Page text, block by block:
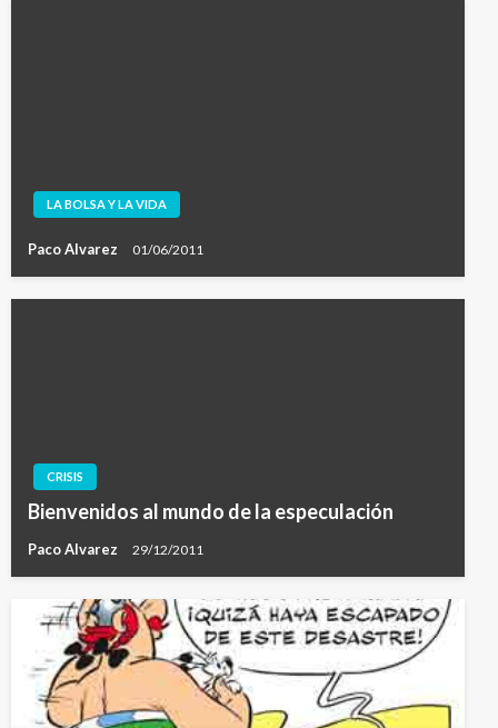
LA BOLSA Y LA VIDA
Paco Alvarez 01/06/2011
CRISIS
Bienvenidos al mundo de la especulación
Paco Alvarez 29/12/2011